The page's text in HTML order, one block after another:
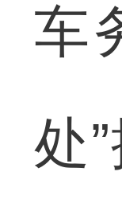
车
处